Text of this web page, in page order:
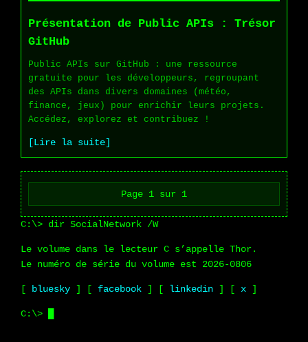
Présentation de Public APIs : Trésor
GitHub
Public APIs sur GitHub : une ressource
gratuite pour les développeurs, regroupant
des APIs dans divers domaines (météo,
finance, jeux) pour enrichir leurs projets.
Accédez, explorez et contribuez !
[Lire la suite]
Page 1 sur 1
dir SocialNetwork /W
Le volume dans le lecteur C s’appelle Thor.
Le numéro de série du volume est 2026-0806
[ bluesky ] [ facebook ] [ linkedin ] [ x ]